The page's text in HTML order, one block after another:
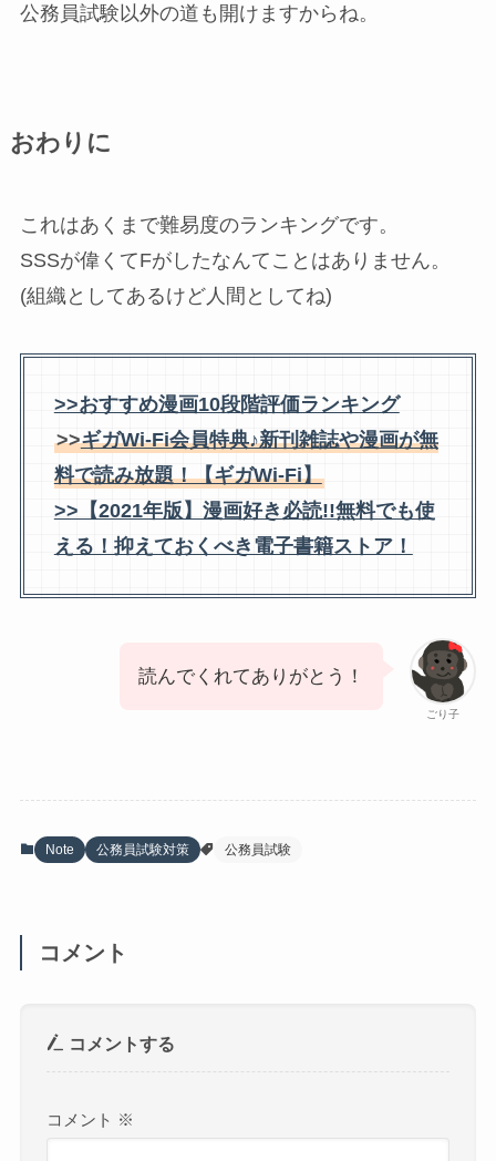
公務員試験以外の道も開けますからね。
おわりに
これはあくまで難易度のランキングです。
SSSが偉くてFがしたなんてことはありません。
(組織としてあるけど人間としてね)
>>おすすめ漫画10段階評価ランキング
>>ギガWi-Fi会員特典♪新刊雑誌や漫画が無
料で読み放題！【ギガWi-Fi】
>>【2021年版】漫画好き必読!!無料でも使
える！抑えておくべき電子書籍ストア！
ごり子
読んでくれてありがとう！
Note 公務員試験対策 公務員試験
コメント
コメントする
コメント ※